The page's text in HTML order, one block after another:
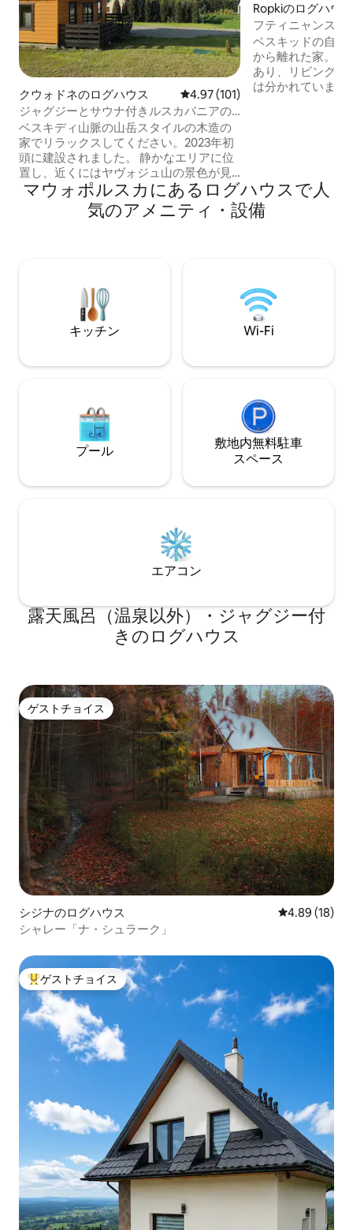
クウォドネのログハウス レビュー101件、5つ星中4.97つ
4.97 (101)
ジャグジーとサウナ付きルスカバニアの
ベスキード山脈の小屋
ベスキディ山脈の山岳スタイルの木造の
家でリラックスしてください。2023年初
頭に建設されました。 静かなエリアに位
置し、近くにはヤヴォジュ山の景色が見
える森があります。多数のハイキングコ
ースとサイクリングコースがあります。
ゲストはプライベートスパを利用できま
ーム、広々としたテラス、バルコニー
（太陽の当たる側）、バーベキューグリ
ル、デッキチェア、キャンプファイヤー
用の場所。高水準の小屋。
Ropkiのログハウ
フティニャンスキ
ベスキッドの自然
から離れた家。
あり、リビングに
は分かれていませ
屋から100mの青
って15〜25分の
フ。冬はチェー
マウォポルスカにあるログハウスで人
気のアメニティ・設備
キッチン Wi-Fi
プール
敷地内無料駐⁠車
ス⁠ペ⁠ー⁠ス
エアコン
露天風呂（温泉以外）・ジャグジー付
きのログハウス
ゲストチョイス
ゲストチョイス
シジナのログハウス レビュー18
4.89 (18)
シャレー「ナ・シュラーク」
大好評のゲストチョイスです。
ゲストチョイス